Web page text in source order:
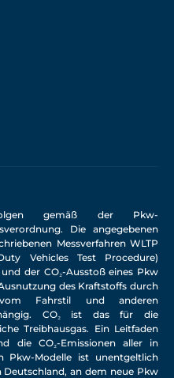
gemäß der Pkw-
Die angegebenen
Messverfahren WLTP
Vehicles Test Procedure)
der CO₂-Ausstoß eines Pkw
des Kraftstoffs durch
Fahrstil und anderen
CO₂ ist das für die
Treibhausgas. Ein Leitfaden
die CO₂-Emissionen aller in
Pkw-Modelle ist unentgeltlich
an dem neue Pkw